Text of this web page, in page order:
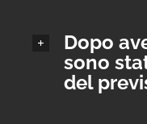
Dopo
sono
del